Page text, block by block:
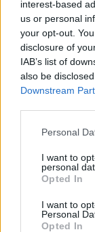
interest-based
us or personal
your opt-out.
disclosure of
IAB’s list of
also be
Downstream
Please note
not limited to
grant or deny
use your data
consent section.
Personal
I want to
personal
Opted In
I want to
Personal
Opted In
Αν τα χάσατε
Κυψέλη: «Δεν
πιστέψω» –
το ζευγάρι
26χρονο